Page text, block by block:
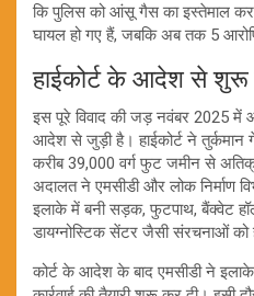
कि पुलिस को आंसू गैस का इस्तेमाल
घायल हो गए हैं, जबकि अब तक 5
हाईकोर्ट के आदेश से शुरू
इस पूरे विवाद की जड़ नवंबर 2025 में
आदेश से जुड़ी है। हाईकोर्ट ने तुर्कमान
करीब 39,000 वर्ग फुट जमीन से
अदालत ने एमसीडी और लोक निर्माण
इलाके में बनी सड़क, फुटपाथ, बैंक्वेट
डायग्नोस्टिक सेंटर जैसी संरचनाओं को
कोर्ट के आदेश के बाद एमसीडी ने